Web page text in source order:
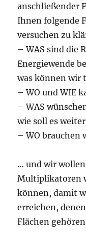
anschließender
Ihnen folgende
versuchen zu
– WAS sind die
Energiewende
was können wir
– WO und WIE
– WAS
wie soll es
– WO brauchen
… und wir
Multiplikatoren
können, damit
erreichen,
Flächen